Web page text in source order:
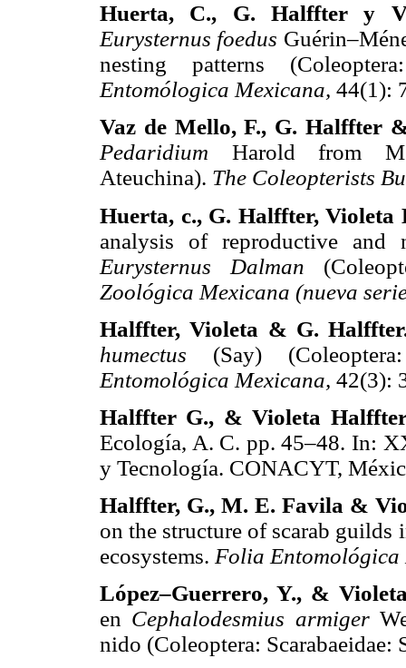
Huerta, C., G. Halffter y
Eurysternus foedus
nesting patterns
Entomólogica Mexicana, 44(1):
Vaz de Mello, F., G. Halffter
Pedaridium Harold from
Ateuchina). The Coleopterists
Huerta, c., G. Halffter,
analysis of reproductive and
Eurysternus Dalman
Zoológica Mexicana (nueva
Halffter, Violeta & G.
humectus (Say)
Entomológica Mexicana, 42(3):
Halffter G., & Violeta
Ecología, A. C. pp. 45–48. In:
y Tecnología. CONACYT,
Halffter, G., M. E. Favila &
on the structure of scarab
ecosystems. Folia Entomológica
López–Guerrero, Y., &
en Cephalodesmius armiger
nido (Coleoptera: Scarabaeidae: